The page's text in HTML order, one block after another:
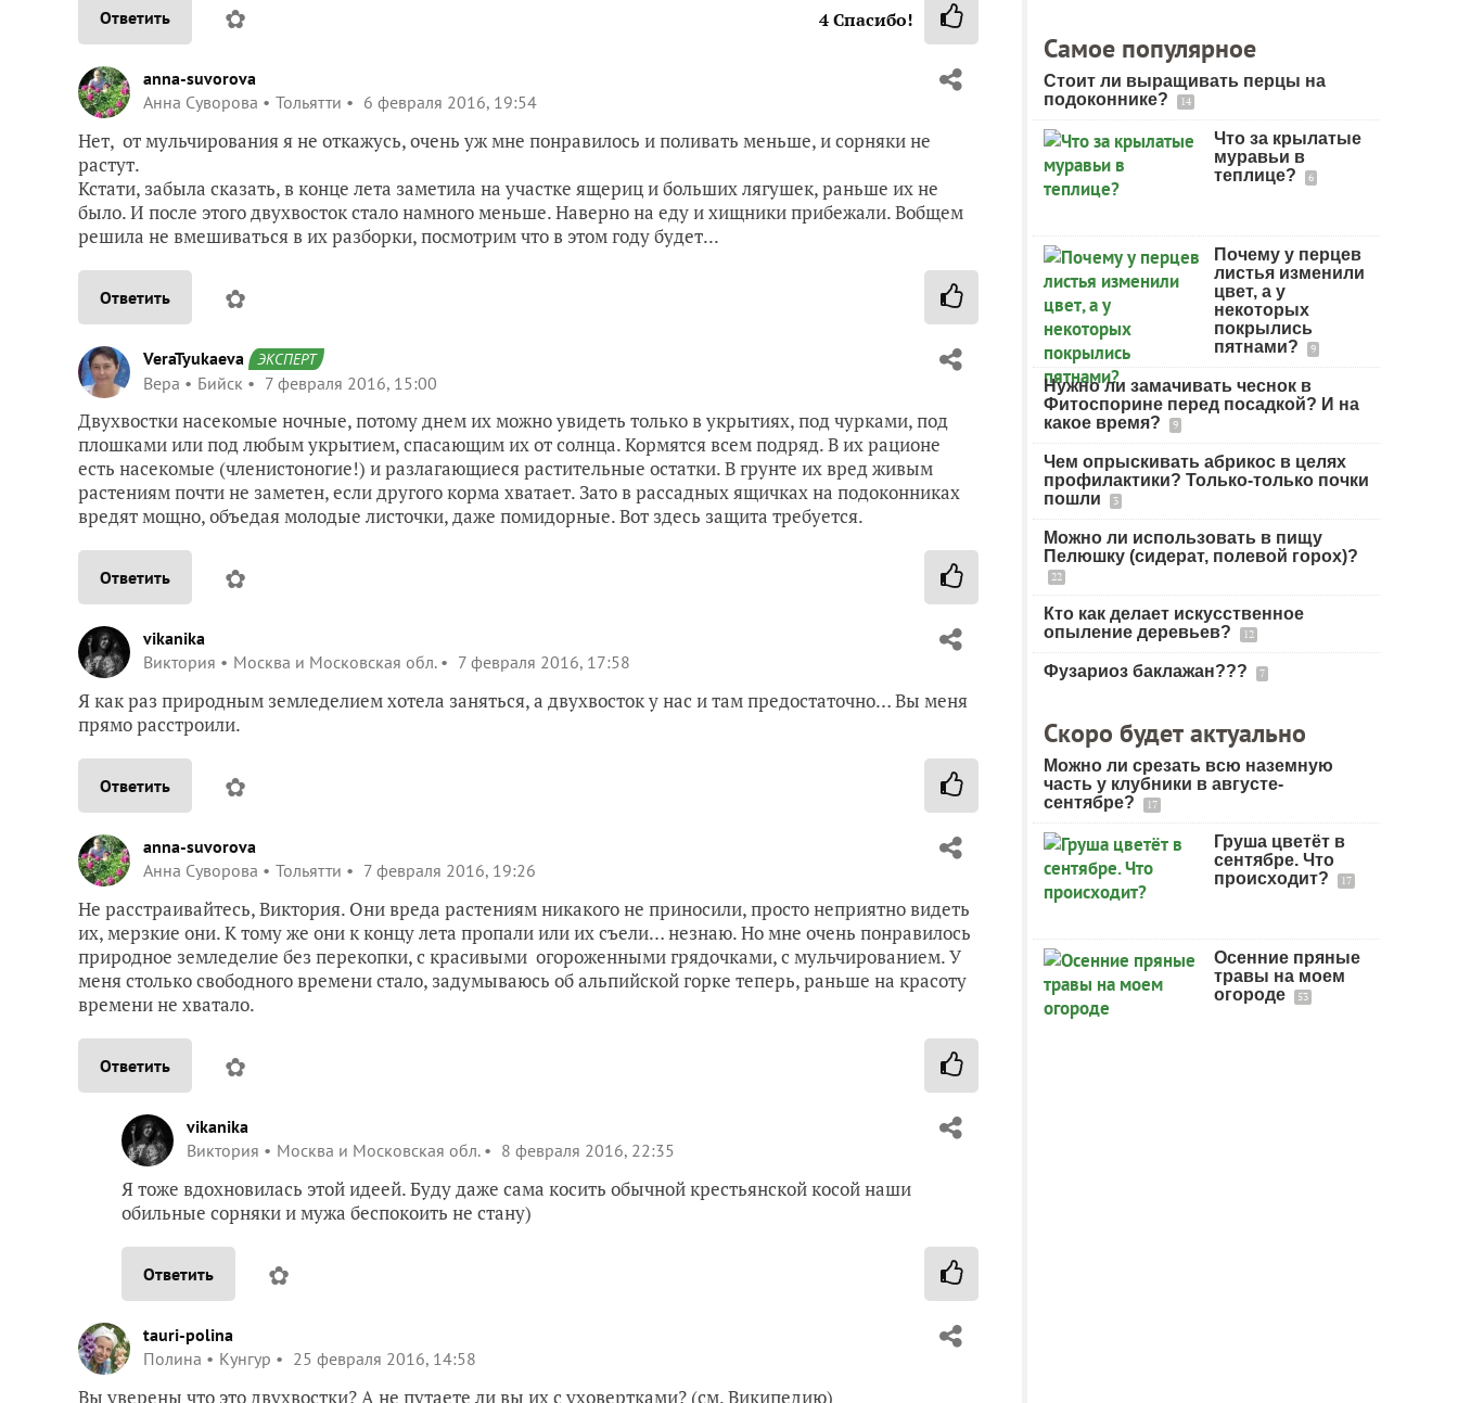
Ответить ✿ 4Спасибо!
anna-suvorova
Анна Суворова
Тольятти 6 февраля 2016, 19:54
Нет, от мульчирования я не откажусь, очень уж мне понравилось и поливать меньше, и сорняки не
растут.
Кстати, забыла сказать, в конце лета заметила на участке ящериц и больших лягушек, раньше их не
было. И после этого двухвосток стало намного меньше. Наверно на еду и хищники прибежали. Вобщем
решила не вмешиваться в их разборки, посмотрим что в этом году будет...
Ответить ✿
VeraTyukaeva ЭКСПЕРТ
Вера Бийск 7 февраля 2016, 15:00
Двухвостки насекомые ночные, потому днем их можно увидеть только в укрытиях, под чурками, под
плошками или под любым укрытием, спасающим их от солнца. Кормятся всем подряд. В их рационе
есть насекомые (членистоногие!) и разлагающиеся растительные остатки. В грунте их вред живым
растениям почти не заметен, если другого корма хватает. Зато в рассадных ящичках на подоконниках
вредят мощно, объедая молодые листочки, даже помидорные. Вот здесь защита требуется.
Ответить ✿
vikanika
Виктория
Москва и Московская обл. 7 февраля 2016, 17:58
Я как раз природным земледелием хотела заняться, а двухвосток у нас и там предостаточно… Вы меня
прямо расстроили.
Ответить ✿
anna-suvorova
Анна Суворова
Тольятти 7 февраля 2016, 19:26
Не расстраивайтесь, Виктория. Они вреда растениям никакого не приносили, просто неприятно видеть
их, мерзкие они. К тому же они к концу лета пропали или их съели… незнаю. Но мне очень понравилось
природное земледелие без перекопки, с красивыми огороженными грядочками, с мульчированием. У
меня столько свободного времени стало, задумываюсь об альпийской горке теперь, раньше на красоту
времени не хватало.
Ответить ✿
vikanika
Виктория
Москва и Московская обл. 8 февраля 2016, 22:35
Я тоже вдохновилась этой идеей. Буду даже сама косить обычной крестьянской косой наши
обильные сорняки и мужа беспокоить не стану)
Ответить ✿
tauri-polina
Полина
Кунгур 25 февраля 2016, 14:58
Вы уверены что это двухвостки? А не путаете ли вы их с уховертками? (см. Википедию)
Самое популярное
Стоит ли выращивать перцы на
подоконнике?
14
Что за крылатые
муравьи в
теплице?
6
Почему у перцев
листья изменили
цвет, а у
некоторых
покрылись
пятнами?
9
Нужно ли замачивать чеснок в
Фитоспорине перед посадкой? И на
какое время?
9
Чем опрыскивать абрикос в целях
профилактики? Только-только почки
пошли
3
Можно ли использовать в пищу
Пелюшку (сидерат, полевой горох)?
22
Кто как делает искусственное
опыление деревьев?
12
Фузариоз баклажан??? 7
Скоро будет актуально
Можно ли срезать всю наземную
часть у клубники в августе-
сентябре?
17
Груша цветёт в
сентябре. Что
происходит?
17
Осенние пряные
травы на моем
огороде
53